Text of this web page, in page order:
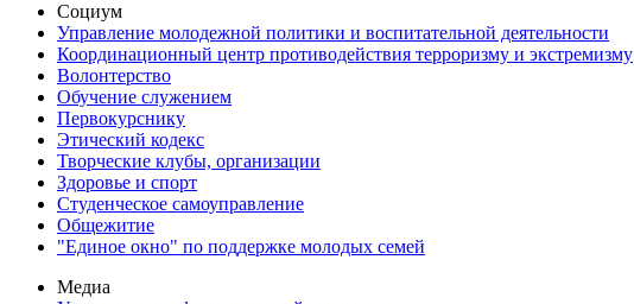
Социум
Управление молодежной политики и воспитательной деятельности
Координационный центр противодействия терроризму и экстремизму
Волонтерство
Обучение служением
Первокурснику
Этический кодекс
Творческие клубы, организации
Здоровье и спорт
Студенческое самоуправление
Общежитие
"Единое окно" по поддержке молодых семей
Медиа